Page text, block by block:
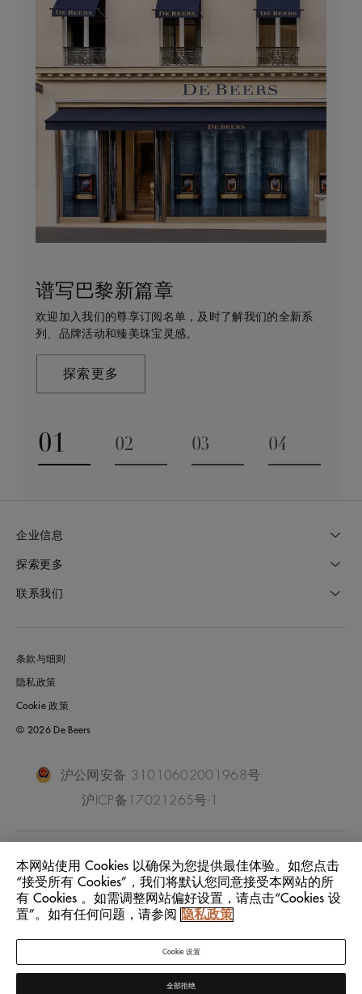
谱写巴黎新篇章
欢迎加入我们的尊享订阅名单，及时了解我们的全新系
列、品牌活动和臻美珠宝灵感。
探索更多
守护永恒
戴比尔斯珠宝在全球珠宝领域独树一帜，因为我们是唯
一与钻石原产地建立直接联系的奢华珠宝品牌。
探索更多
客户服务
无论您是线上浏览还是到访我们的精品店，我们都期待
为您提供定制化的购物体验。您可通过预约获得专家的
了解更多
戴比尔斯的世界
De Beers 成立于伦敦，灵感来自非洲的自然，是奢华
钻石珠宝的巅峰。我们的创意和工艺将钻石转化为永恒
探索更多
01
Go to slide 1
02
03
04
企业信息
探索更多
联系我们
条款与细则
隐私政策
Cookie 政策
© 2026 De Beers
沪公网安备 31010602001968号
沪ICP备17021265号-1
位置: China Mainland
语言: 中文
本网站使用 Cookies 以确保为您提供最佳体验。如您点击
“接受所有 Cookies”，我们将默认您同意接受本网站的所
有 Cookies 。如需调整网站偏好设置，请点击“Cookies 设
置”。如有任何问题，请参阅
隐私政策
Cookie 设置
全部拒绝